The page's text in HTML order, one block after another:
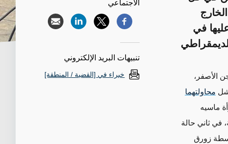
في
الأصفر،
محاولتهما
ماسيه
في ثاني حالة
زورق
الاجتماعي
تنبيهات البريد الإلكتروني
خبراء في [القضية / المنطقة]